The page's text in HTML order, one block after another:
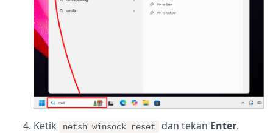
Ketik netsh winsock reset dan tekan Enter.